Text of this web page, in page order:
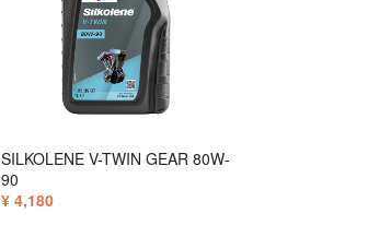
SILKOLENE V-TWIN GEAR 80W-
90
¥ 4,180